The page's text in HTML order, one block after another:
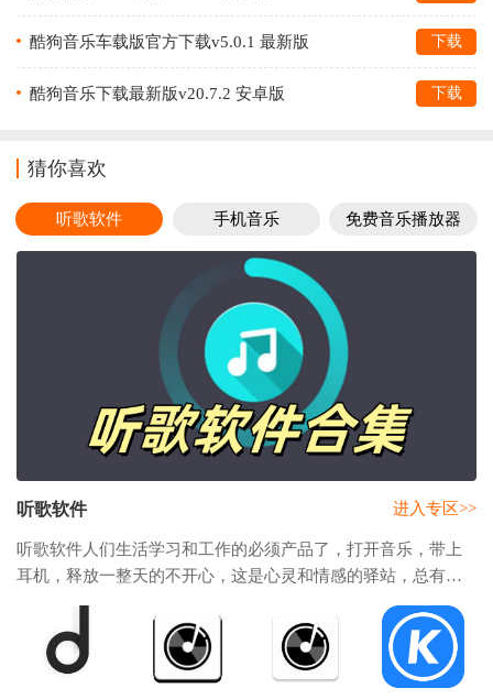
酷狗音乐车载版官方下载v5.0.1 最新版 下载
酷狗音乐下载最新版v20.7.2 安卓版 下载
猜你喜欢
听歌软件 手机音乐 免费音乐播放器
听歌软件
听歌软件人们生活学习和工作的必须产品了，打开音乐，带上
耳机，释放一整天的不开心，这是心灵和情感的驿站，总有用
户找不到一款好的免费的听歌软件，今天小编就会给大家带来
超多好用和免费的听歌软件，绝对你对音乐更加喜爱，平时喜
欢听歌的用户赶紧收藏本站，更多音乐软件都在本站下载。
进入专区>>